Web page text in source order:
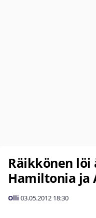
Räikkönen
Hamiltonia ja
Olli 03.05.2012 18:30